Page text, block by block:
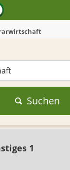
Suchen
1